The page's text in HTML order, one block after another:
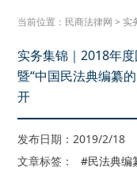
当前位置： 民商法律网 >实
实务集锦｜2018年
暨“中国民法典编纂
开
发布日期：2019/2/18
文章标签： #民法典编